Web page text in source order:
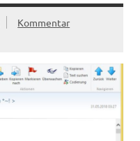
Kommentar